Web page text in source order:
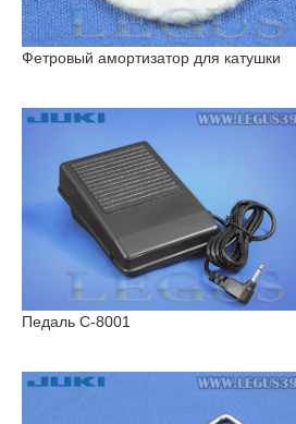
Фетровый амортизатор для катушки
Педаль С-8001